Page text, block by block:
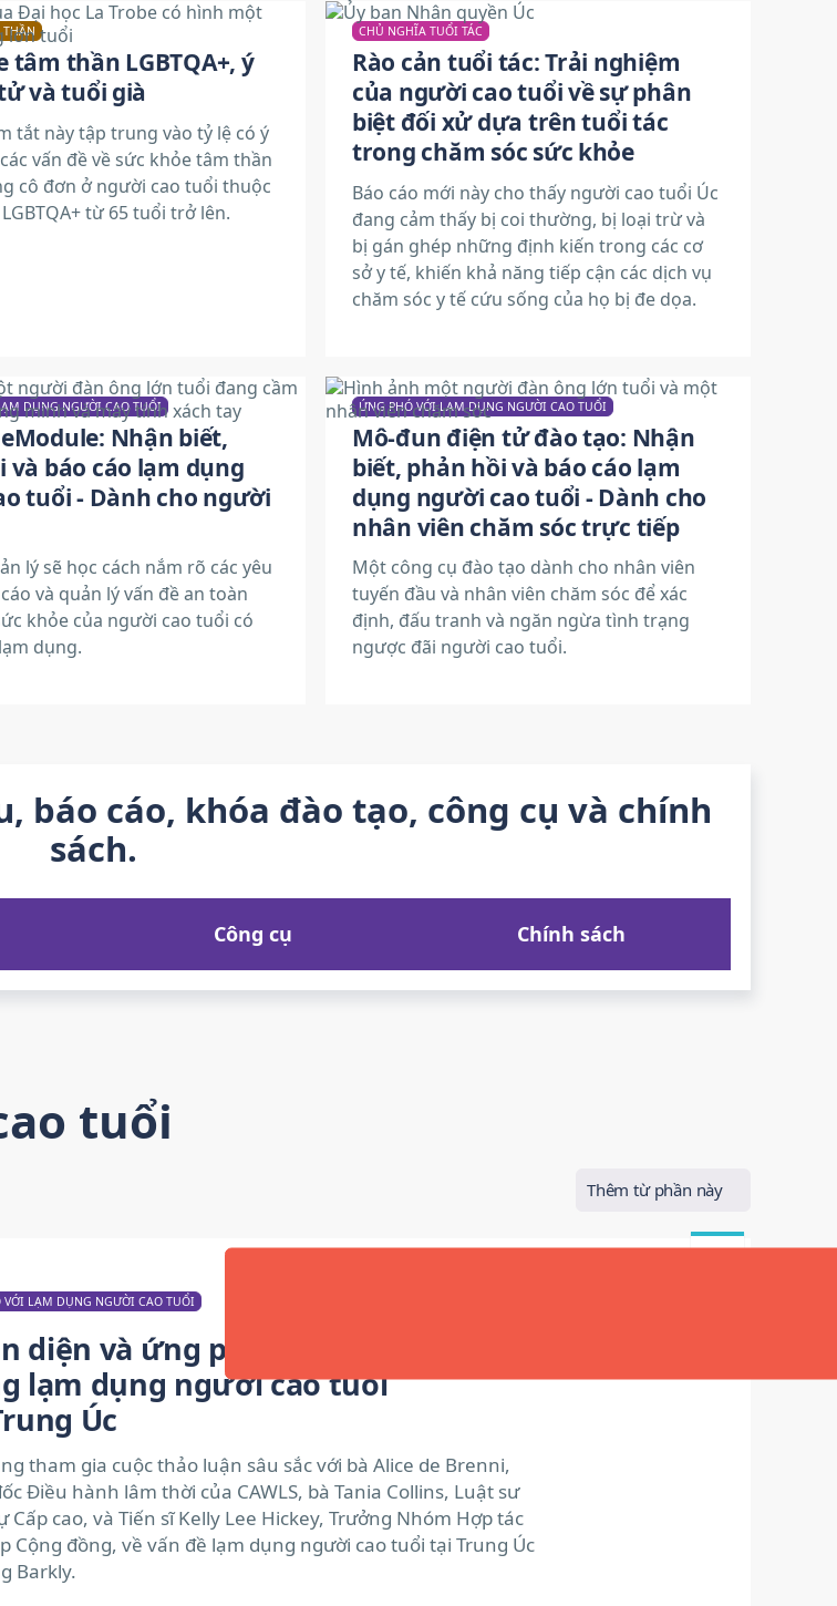
THẦN
tâm thần LGBTQA+, ý
và tuổi già
tắt này tập trung vào tỷ lệ có ý
vấn đề về sức khỏe tâm thần
cô đơn ở người cao tuổi thuộc
từ 65 tuổi trở lên.
CHỦ NGHĨA TUỔI TÁC
Rào cản tuổi tác: Trải nghiệm
của người cao tuổi về sự phân
biệt đối xử dựa trên tuổi tác
trong chăm sóc sức khỏe
Báo cáo mới này cho thấy người cao tuổi Úc
đang cảm thấy bị coi thường, bị loại trừ và
bị gán ghép những định kiến trong các cơ
sở y tế, khiến khả năng tiếp cận các dịch vụ
chăm sóc y tế cứu sống của họ bị đe dọa.
DỤNG NGƯỜI CAO TUỔI
Nhận biết,
và báo cáo lạm dụng
tuổi - Dành cho người
lý sẽ học cách nắm rõ các yêu
và quản lý vấn đề an toàn
khỏe của người cao tuổi có
dụng.
ỨNG PHÓ VỚI LẠM DỤNG NGƯỜI CAO TUỔI
Mô-đun điện tử đào tạo: Nhận
biết, phản hồi và báo cáo lạm
dụng người cao tuổi - Dành cho
nhân viên chăm sóc trực tiếp
Một công cụ đào tạo dành cho nhân viên
tuyến đầu và nhân viên chăm sóc để xác
định, đấu tranh và ngăn ngừa tình trạng
ngược đãi người cao tuổi.
báo cáo, khóa đào tạo, công cụ và chính
sách.
Công cụ Chính sách
tuổi
Thêm từ phần này
VỚI LẠM DỤNG NGƯỜI CAO TUỔI
diện và ứng phó với tình
lạm dụng người cao tuổi
Úc
tham gia cuộc thảo luận sâu sắc với bà Alice de Brenni,
Điều hành lâm thời của CAWLS, bà Tania Collins, Luật sư
Cấp cao, và Tiến sĩ Kelly Lee Hickey, Trưởng Nhóm Hợp tác
Cộng đồng, về vấn đề lạm dụng người cao tuổi tại Trung Úc
Barkly.
13